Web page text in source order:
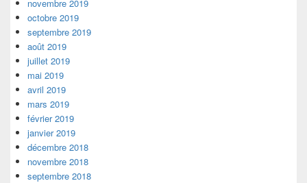
novembre 2019
octobre 2019
septembre 2019
août 2019
juillet 2019
mai 2019
avril 2019
mars 2019
février 2019
janvier 2019
décembre 2018
novembre 2018
septembre 2018